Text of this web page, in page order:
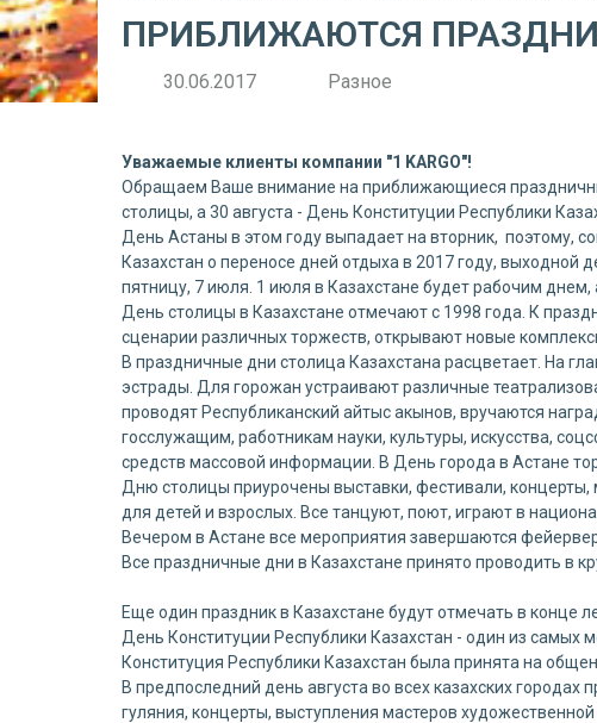
ПРИБЛИЖАЮТСЯ
30.06.2017 Разное
Уважаемые клиенты компании "1 KARGO"!
Обращаем Ваше внимание на приближающиеся
столицы, а 30 августа - День Конституции Республики
День Астаны в этом году выпадает на вторник, поэтому,
Казахстан о переносе дней отдыха в 2017 году, выходной
пятницу, 7 июля. 1 июля в Казахстане будет рабочим днем,
День столицы в Казахстане отмечают с 1998 года. К
сценарии различных торжеств, открывают новые
В праздничные дни столица Казахстана расцветает. На
эстрады. Для горожан устраивают различные
проводят Республиканский айтыс акынов, вручаются
госслужащим, работникам науки, культуры, искусства,
средств массовой информации. В День города в Астане
Дню столицы приурочены выставки, фестивали,
для детей и взрослых. Все танцуют, поют, играют в
Вечером в Астане все мероприятия завершаются
Все праздничные дни в Казахстане принято проводить в
Еще один праздник в Казахстане будут отмечать в конце
День Конституции Республики Казахстан - один из самых
Конституция Республики Казахстан была принята на
В предпоследний день августа во всех казахских
гуляния, концерты, выступления мастеров